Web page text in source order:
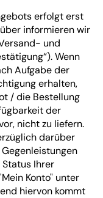
erfolgt erst
informieren wir
und
Wenn
Aufgabe der
erhalten,
/ die Bestellung
der
nicht zu liefern.
darüber
Ihrer
Konto" unter
hiervon kommt